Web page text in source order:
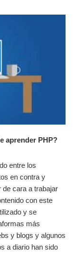
aprender PHP?
entre los
en contra y
de cara a trabajar
con este
y se
más
y blogs y algunos
a diario han sido